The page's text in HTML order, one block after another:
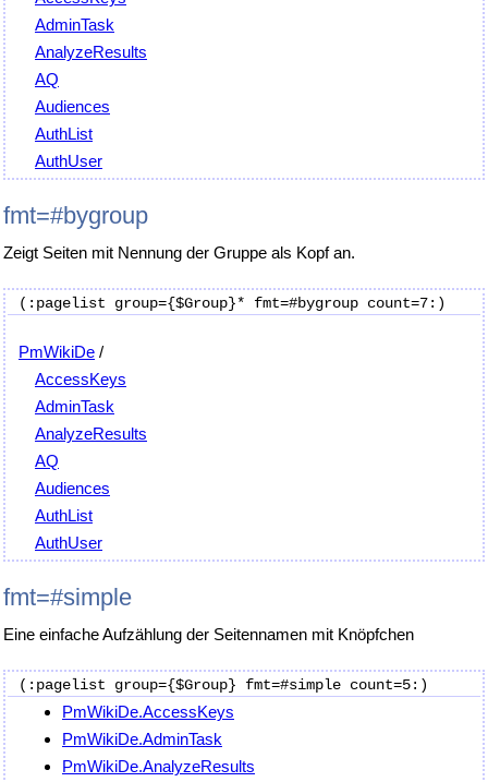
AdminTask
AnalyzeResults
AQ
Audiences
AuthList
AuthUser
fmt=#bygroup
Zeigt Seiten mit Nennung der Gruppe als Kopf an.
PmWikiDe /
AccessKeys
AdminTask
AnalyzeResults
AQ
Audiences
AuthList
AuthUser
fmt=#simple
Eine einfache Aufzählung der Seitennamen mit Knöpfchen
PmWikiDe.AccessKeys
PmWikiDe.AdminTask
PmWikiDe.AnalyzeResults